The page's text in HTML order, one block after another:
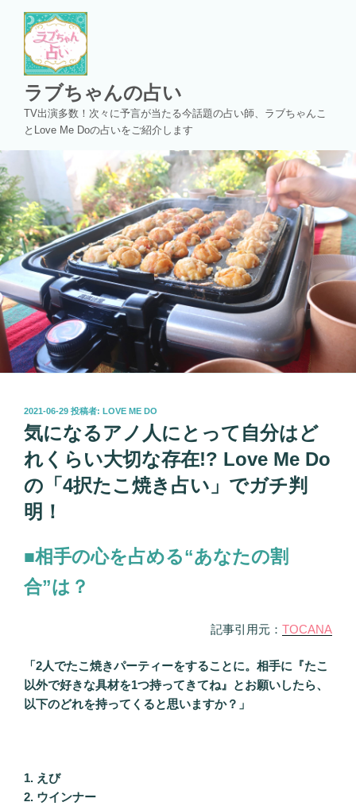
ッ
プ
ラブちゃんの占い
TV出演多数！次々に予言が当たる今話題の占い師、ラブちゃんこ
とLove Me Doの占いをご紹介します
投
稿
日:
2021-06-29 投稿者: LOVE ME DO
気になるアノ人にとって自分はど
れくらい大切な存在!? Love Me Do
の「4択たこ焼き占い」でガチ判
明！
■相手の心を占める“あなたの割
合”は？
記事引用元： TOCANA
「2人でたこ焼きパーティーをすることに。相手に『たこ
以外で好きな具材を1つ持ってきてね』とお願いしたら、
以下のどれを持ってくると思いますか？」
1. えび
2. ウインナー